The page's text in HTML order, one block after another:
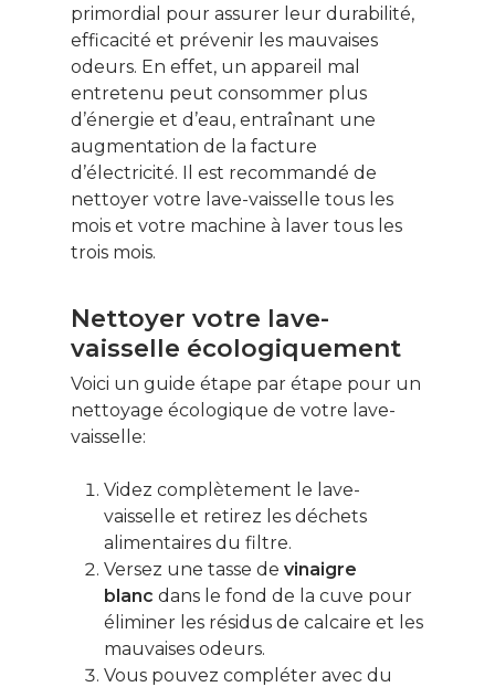
primordial pour assurer leur durabilité,
efficacité et prévenir les mauvaises
odeurs. En effet, un appareil mal
entretenu peut consommer plus
d’énergie et d’eau, entraînant une
augmentation de la facture
d’électricité. Il est recommandé de
nettoyer votre lave-vaisselle tous les
mois et votre machine à laver tous les
trois mois.
Nettoyer votre lave-
vaisselle écologiquement
Voici un guide étape par étape pour un
nettoyage écologique de votre lave-
vaisselle:
Videz complètement le lave-
vaisselle et retirez les déchets
alimentaires du filtre.
Versez une tasse de vinaigre
blanc dans le fond de la cuve pour
éliminer les résidus de calcaire et les
mauvaises odeurs.
Vous pouvez compléter avec du